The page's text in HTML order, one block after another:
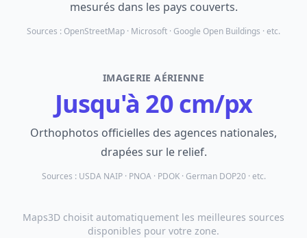
mesurés dans les pays couverts.
Sources : OpenStreetMap · Microsoft · Google Open Buildings · etc.
IMAGERIE AÉRIENNE
Jusqu'à 20 cm/px
Orthophotos officielles des agences nationales,
drapées sur le relief.
Sources : USDA NAIP · PNOA · PDOK · German DOP20 · etc.
Maps3D choisit automatiquement les meilleures sources
disponibles pour votre zone.